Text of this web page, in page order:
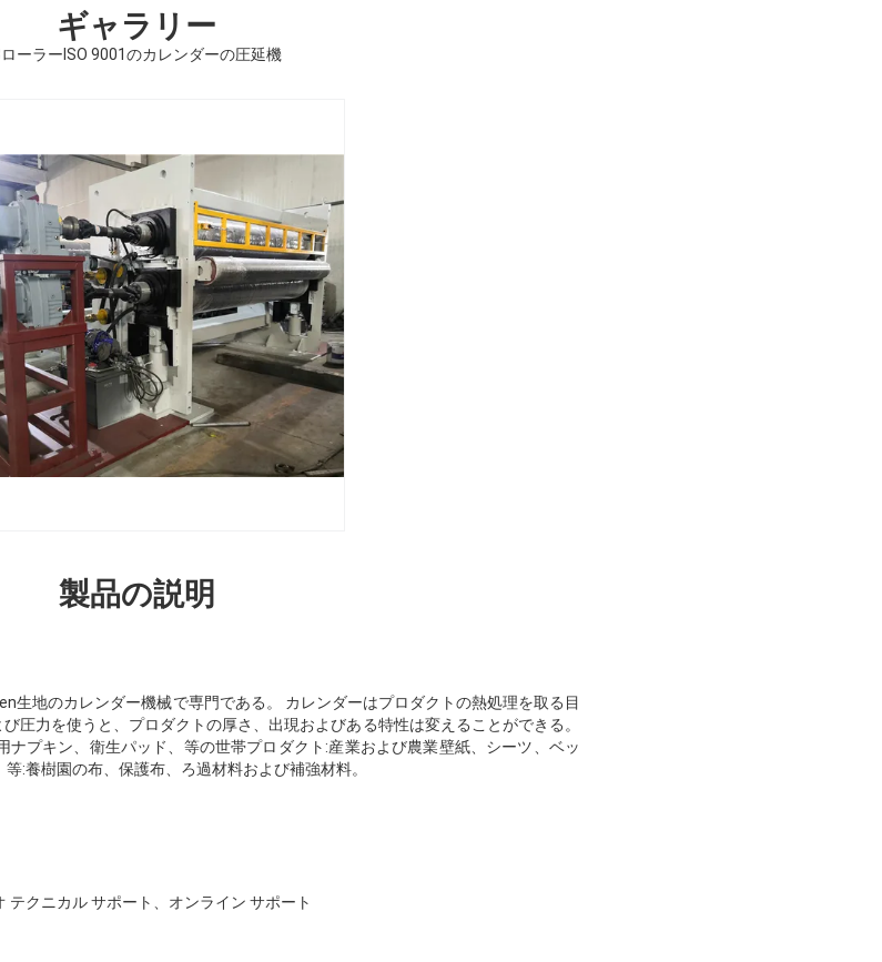
ギャラリー
ーラーISO 9001のカレンダーの圧延機
製品の説明
生地のカレンダー機械で専門である。 カレンダーはプロダクトの熱処理を取る目
圧力を使うと、プロダクトの厚さ、出現およびある特性は変えることができる。
プキン、衛生パッド、等の世帯プロダクト:産業および農業壁紙、シーツ、ベッ
:養樹園の布、保護布、ろ過材料および補強材料。
クニカル サポート、オンライン サポート